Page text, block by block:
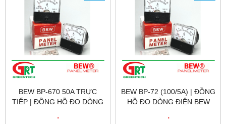
BEW BP-670 50A TRỰC
TIẾP | ĐỒNG HỒ ĐO DÒNG
.
BEW BP-72 (100/5A) | ĐỒNG
HỒ ĐO DÒNG ĐIỆN BEW
.